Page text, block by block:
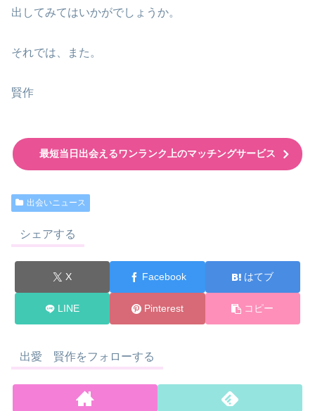
出してみてはいかがでしょうか。
それでは、また。
賢作
最短当日出会えるワンランク上のマッチングサービス
出会いニュース
シェアする
X Facebook はてブ
LINE Pinterest コピー
出愛 賢作をフォローする